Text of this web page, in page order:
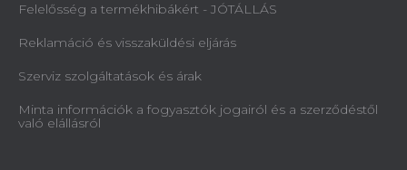
Felelősség a termékhibákért - JÓTÁLLÁS
Reklamáció és visszaküldési eljárás
Szerviz szolgáltatások és árak
Minta információk a fogyasztók jogairól és a szerződéstől
való elállásról